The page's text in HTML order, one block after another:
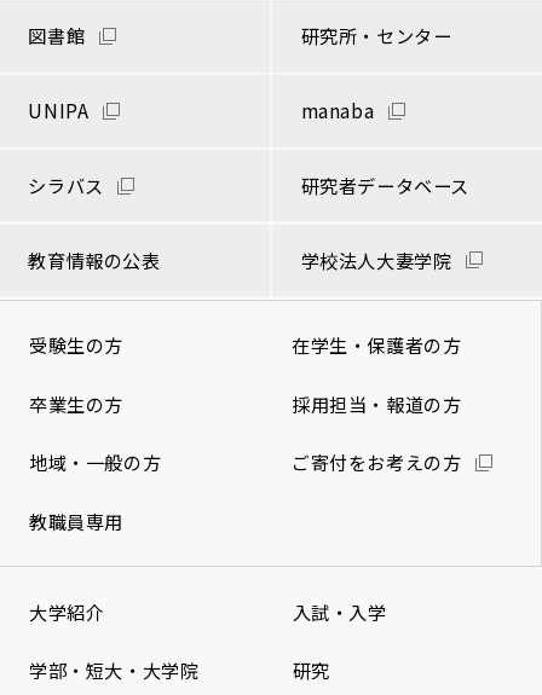
図書館 研究所・センター
UNIPA manaba
シラバス 研究者データベース
教育情報の公表 学校法人大妻学院
受験生の方 在学生・保護者の方
卒業生の方 採用担当・報道の方
地域・一般の方 ご寄付をお考えの方
教職員専用
大学紹介 入試・入学
学部・短大・大学院 研究